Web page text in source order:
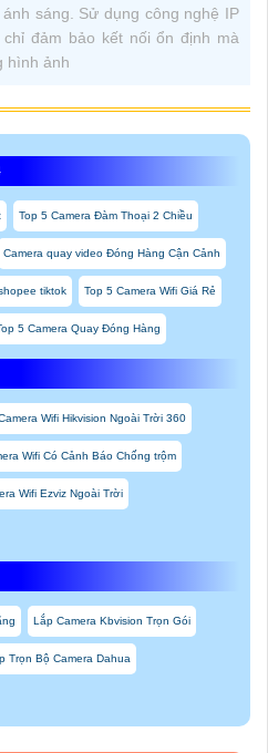
sáng. Sử dụng công nghệ IP
đảm bảo kết nối ổn định mà
hình ảnh
Top 5 Camera Đàm Thoại 2 Chiều
Camera quay video Đóng Hàng Cận Cảnh
tiktok Top 5 Camera Wifi Giá Rẻ
5 Camera Quay Đóng Hàng
Wifi Hikvision Ngoài Trời 360
Wifi Có Cảnh Báo Chống trộm
Wifi Ezviz Ngoài Trời
Lắp Camera Kbvision Trọn Gói
Trọn Bộ Camera Dahua